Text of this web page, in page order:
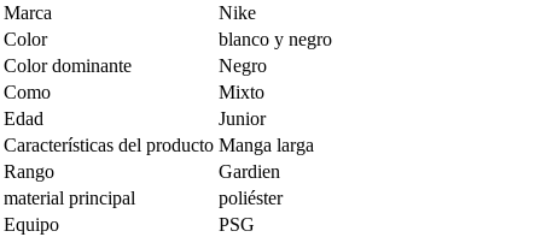
Marca
Nike
Color
blanco y negro
Color dominante
Negro
Como
Mixto
Edad
Junior
Características del producto Manga larga
Rango
Gardien
material principal
poliéster
Equipo
PSG